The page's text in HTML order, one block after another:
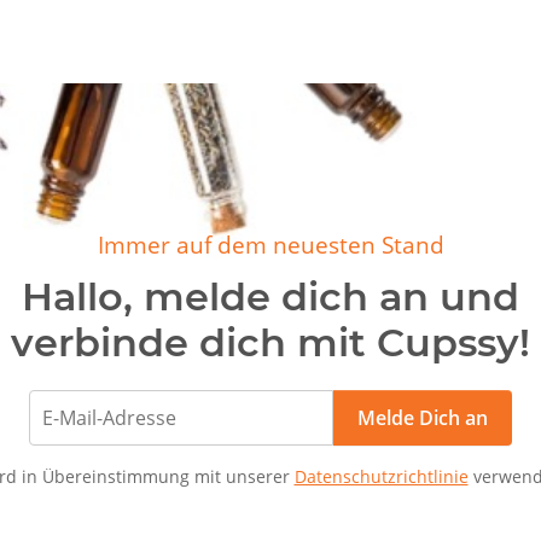
Immer auf dem neuesten Stand
Hallo, melde dich an und
verbinde dich mit Cupssy!
Melde Dich an
in Übereinstimmung mit unserer Datenschutzrichtlinie